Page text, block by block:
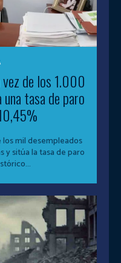
de los 1.000
tasa de paro
mil desempleados
y sitúa la tasa de paro